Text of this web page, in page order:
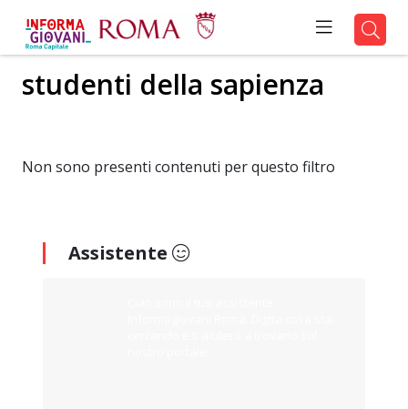
studenti della sapienza
Non sono presenti contenuti per questo filtro
Assistente